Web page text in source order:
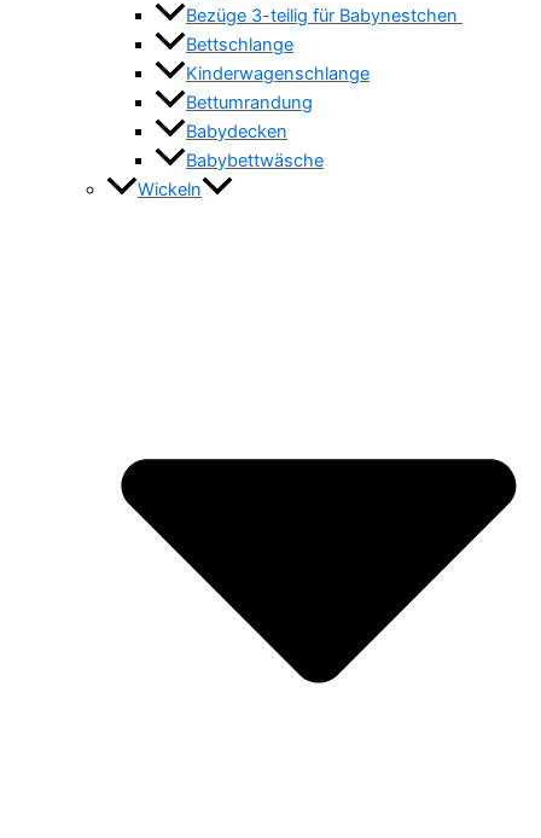
Bezüge 3-teilig für Babynestchen
Bettschlange
Kinderwagenschlange
Bettumrandung
Babydecken
Babybettwäsche
Wickeln